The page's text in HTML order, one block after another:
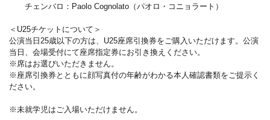
チェンバロ：Paolo Cognolato（パオロ・コニョラート）
＜U25チケットについて＞
公演当日25歳以下の方は、U25座席引換券をご購入いただけます。公演
当日、会場受付にて座席指定券にお引き換えください。
※席はお選びいただきません。
※座席引換券とともに顔写真付の年齢がわかる本人確認書類をご提示く
ださい。
※未就学児はご入場いただけません。